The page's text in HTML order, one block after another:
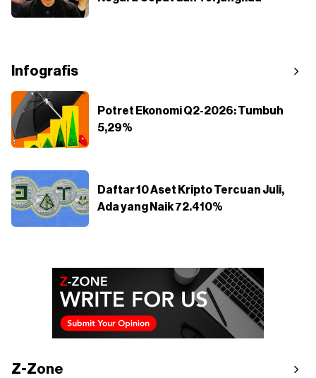
Infografis
Potret Ekonomi Q2-2026: Tumbuh
5,29%
Daftar 10 Aset Kripto Tercuan Juli,
Ada yang Naik 72.410%
Z-Zone